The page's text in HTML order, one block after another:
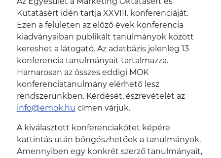
Kutatásért idén tartja XXVIII. konferenciáját.
Ezen a felületen az előző évek konferencia
kiadványaiban publikált tanulmányok között
kereshet a látogató. Az adatbázis jelenleg 13
konferencia tanulmányait tartalmazza.
Hamarosan az összes eddigi MOK
konferenciatanulmány elérhető lesz
rendszerünkben. Kérdését, észrevételét az
info@emok.hu címen várjuk.
A kiválasztott konferenciakötet képére
kattintás után böngészhetőek a tanulmányok.
Amennyiben egy konkrét szerző tanulmányait,